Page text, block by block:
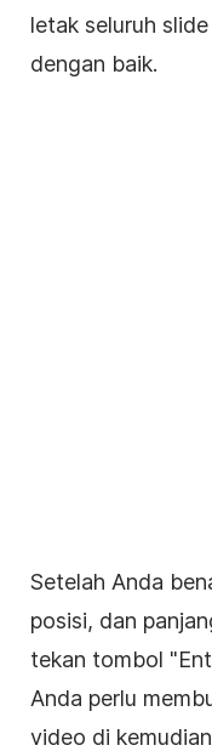
letak seluruh
dengan baik.
Setelah Anda
posisi, dan
tekan tombol
Anda perlu
video di